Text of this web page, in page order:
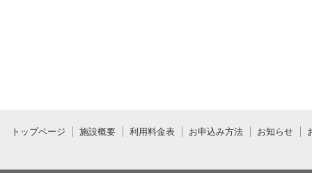
トップページ 施設概要 利用料金表 お申込み方法 お知らせ